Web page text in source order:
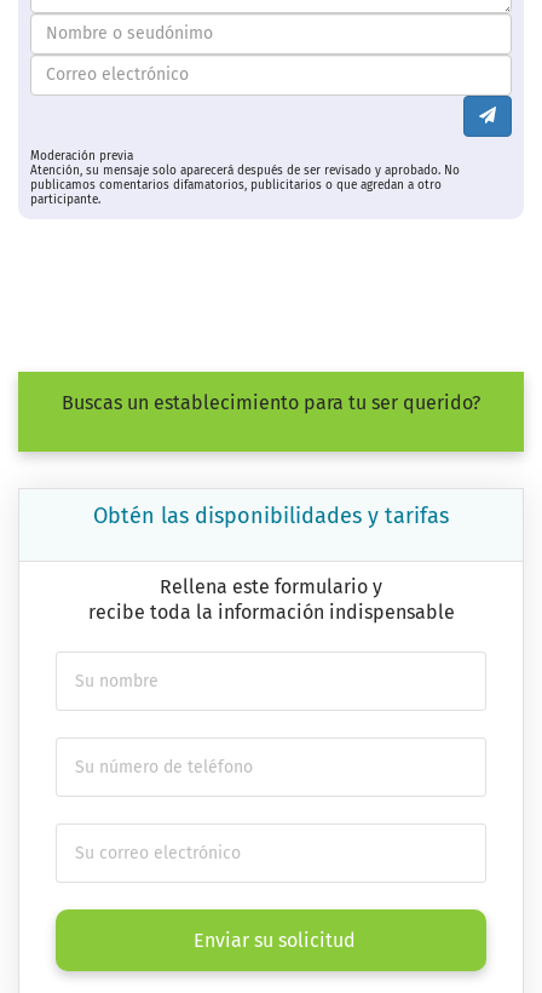
Moderación previa
Atención, su mensaje solo aparecerá después de ser revisado y aprobado. No
publicamos comentarios difamatorios, publicitarios o que agredan a otro
participante.
Buscas un establecimiento para tu ser querido?
Obtén las disponibilidades y tarifas
Rellena este formulario y
recibe toda la información indispensable
Enviar su solicitud